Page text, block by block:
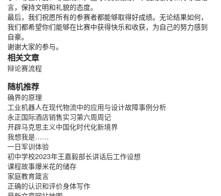
言，保持文明和礼貌的态度。
最后，我们祝愿所有的参赛者都能够取得好成绩。无论结果如何，
我们都希望你们能够在比赛中获得快乐和收获，为自己的努力感到
自豪。
谢谢大家的参与。
相关文章
辩论赛流程
随机推荐
确界的原理
工业机器人在现代物流中的应用与设计故障事例分析
永正国际酒店销售实习第六周周记
开辟马克思主义中国化时代化新境界
我想我是……
一日军训体验
初中学校2023年王嘉毅部长讲话后工作设想
课程故事爆米花的储存
家庭教育箴言
正确的认识和评价身体写作